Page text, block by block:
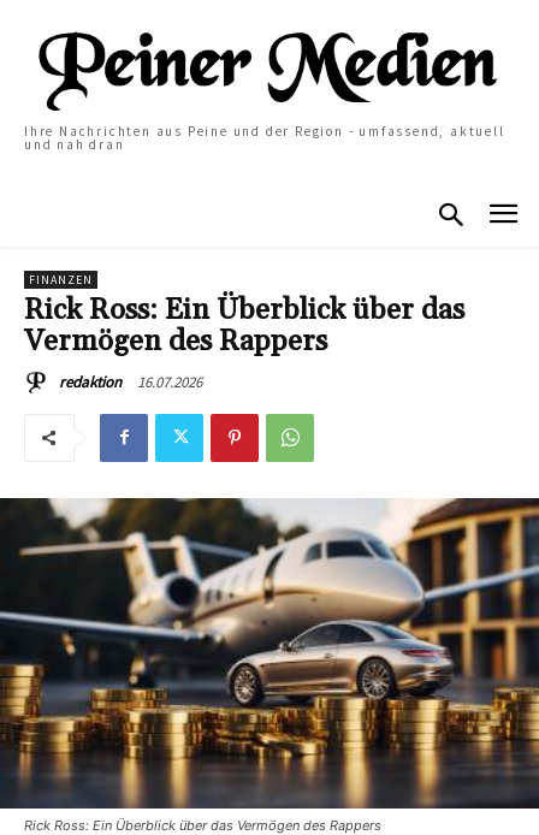
Ihre Nachrichten aus Peine und der Region - umfassend, aktuell
und nah dran
FINANZEN
Rick Ross: Ein Überblick über das
Vermögen des Rappers
redaktion 16.07.2026
Rick Ross: Ein Überblick über das Vermögen des Rappers